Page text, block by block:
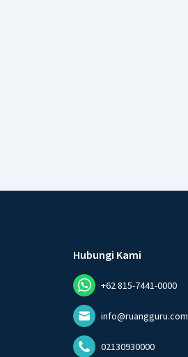
Hubungi Kami
+62 815-7441-0000
info@ruangguru.com
02130930000